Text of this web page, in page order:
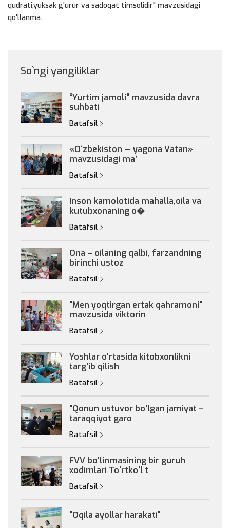
qudrati,yuksak g'urur va sadoqat timsolidir" mavzusidagi
qo'llanma.
So`ngi yangiliklar
“Yurtim jamoli” mavzusida davra
suhbati
Batafsil
«Oʻzbekiston — yagona Vatan»
mavzusidagi maʼ
Batafsil
Inson kamolotida mahalla,oila va
kutubxonaning o�
Batafsil
Ona – oilaning qalbi, farzandning
birinchi ustoz
Batafsil
"Men yoqtirgan ertak qahramoni"
mavzusida viktorin
Batafsil
Yoshlar o'rtasida kitobxonlikni
targ'ib qilish
Batafsil
"Qonun ustuvor bo'lgan jamiyat –
taraqqiyot garo
Batafsil
FVV bo'linmasining bir guruh
xodimlari To'rtko'l t
Batafsil
"Oqila ayollar harakati"